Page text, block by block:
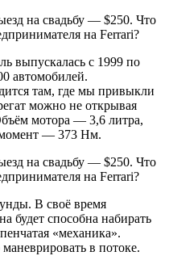
выпускалась с 1999 по
автомобилей.
там, где мы привыкли
можно не открывая
мотора — 3,6 литра,
— 373 Нм.
В своё время
будет способна набирать
«механика».
в потоке.